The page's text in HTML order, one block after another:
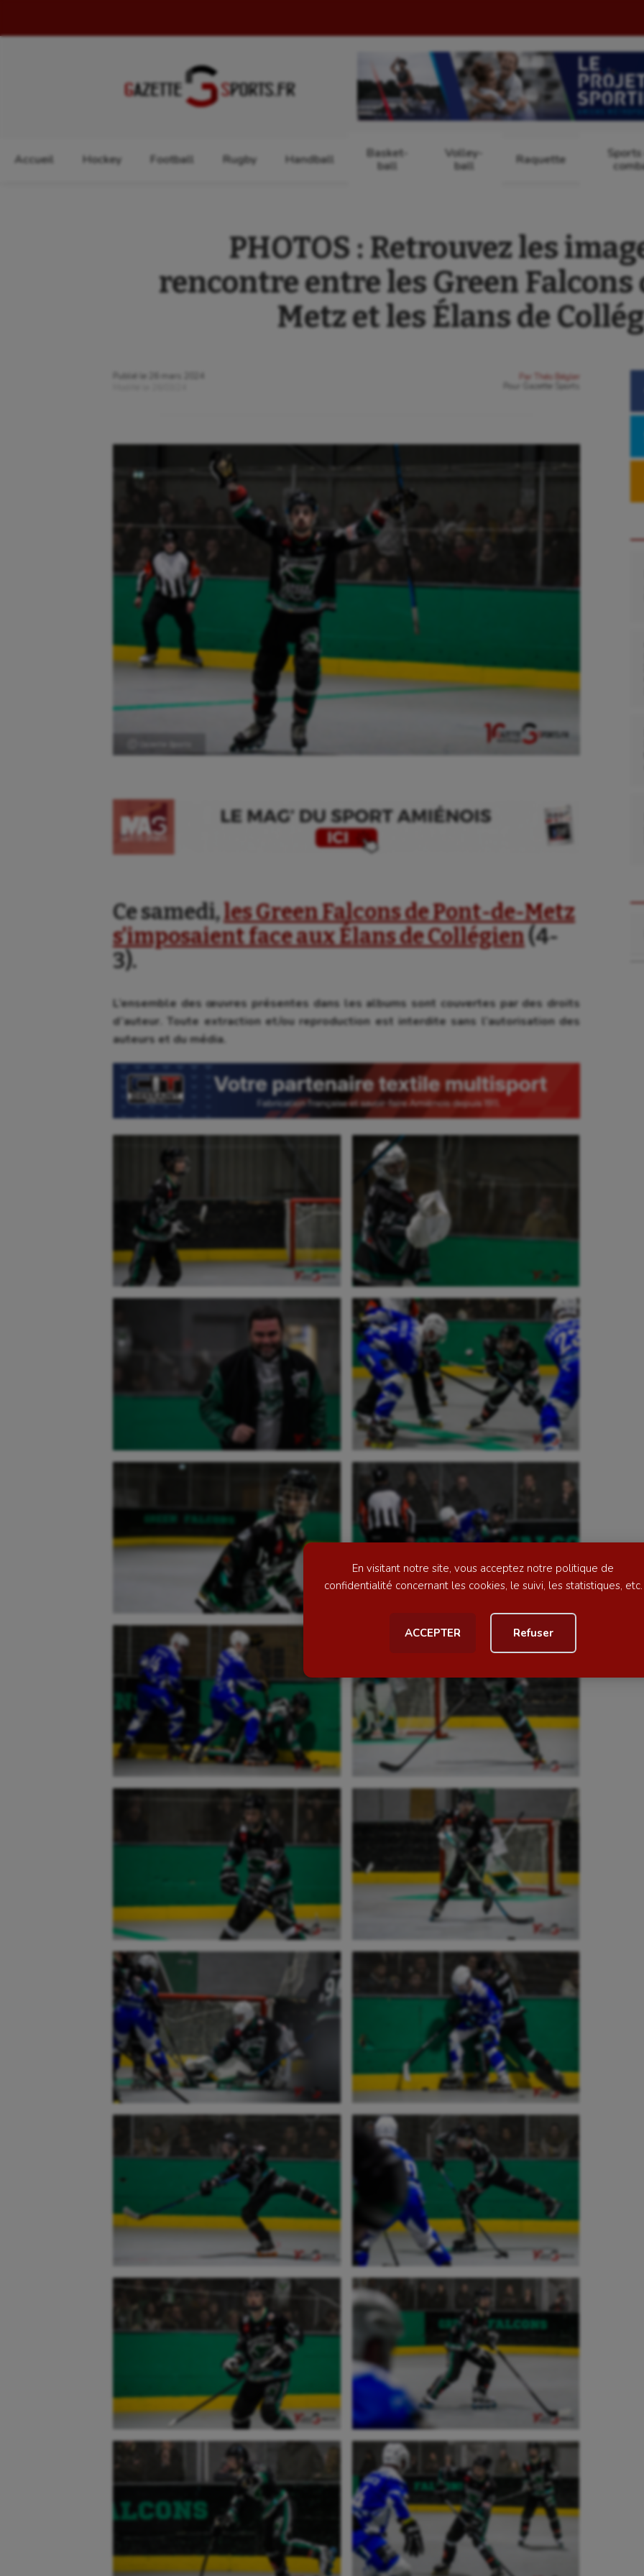
En visitant notre site, vous acceptez notre politique de
confidentialité concernant les cookies, le suivi, les statistiques, etc.
ACCEPTER Refuser
Accueil Hockey Football Rugby Handball
Basket-
ball
Volley-
ball
Raquette
Athlétisme
Balle à la main
Boules lyonnaises
Canoë-kayak
Cerf Volant
Cheerleading
Course à pied
Danse
Equitation
Escalade
Escrime
Fitness
Flag football
Football américain
Gymnastique
Gymnastique rythmique
Haltérophilie
Handisport
Hippisme
Jeux Olympiques et Paralympiques
Kayak-polo
Korfbal
Longue paume
Moto
Natation artistique
Outdoor
Parkour
Patinage artistique
Pétanque
Plongée
Roller-derby
PHOTOS : Retrouvez les
rencontre entre les Green
Metz et les Élans de
Publié le
26 mars 2024
Par
Théo Bégler
Gazette Sports
Ce samedi, les Green Falcons de Pont-de-Metz
s’imposaient face aux Élans de Collégien(4-
3).
L’ensemble des œuvres présentes dans les albums sont couvertes par des droits
d’auteur. Toute extraction et/ou reproduction est interdite sans l’autorisation des
auteurs et du média.